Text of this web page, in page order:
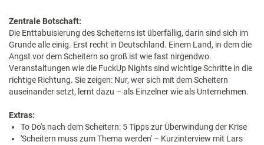
Zentrale Botschaft:
Die Enttabuisierung des Scheiterns ist überfällig, darin sind sich im
Grunde alle einig. Erst recht in Deutschland. Einem Land, in dem die
Angst vor dem Scheitern so groß ist wie fast nirgendwo.
Veranstaltungen wie die FuckUp Nights sind wichtige Schritte in die
richtige Richtung. Sie zeigen: Nur, wer sich mit dem Scheitern
auseinander setzt, lernt dazu – als Einzelner wie als Unternehmen.
Extras:
To Do's nach dem Scheitern: 5 Tipps zur Überwindung der Krise
'Scheitern muss zum Thema werden' – Kurzinterview mit Lars